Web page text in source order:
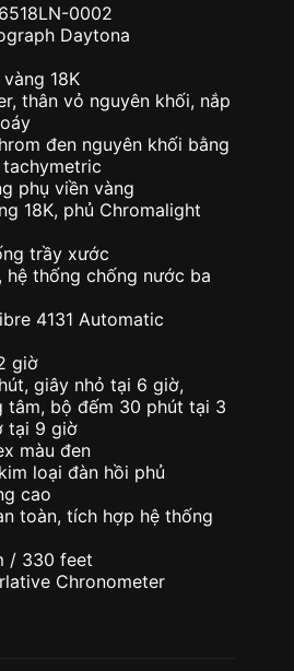
0002
Daytona
18K
thân vỏ nguyên khối, nắp
đen nguyên khối bằng
phụ viền vàng
18K, phủ Chromalight
trầy xước
hệ thống chống nước ba
4131 Automatic
giờ
giây nhỏ tại 6 giờ,
tâm, bộ đếm 30 phút tại 3
tại 9 giờ
màu đen
loại đàn hồi phủ
cao
toàn, tích hợp hệ thống
/ 330 feet
Chronometer